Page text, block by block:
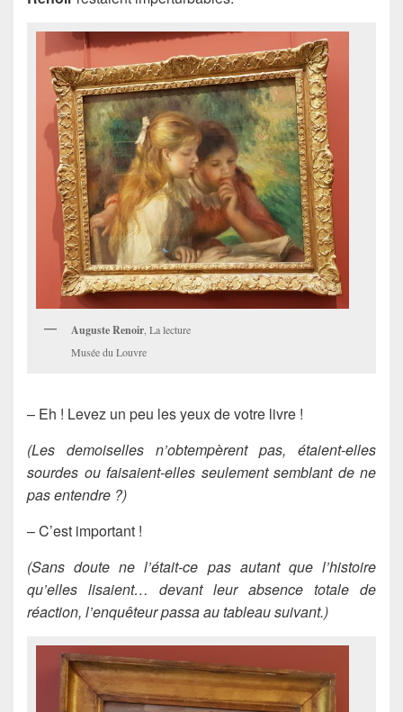
Auguste Renoir , La lecture
Musée du Louvre
– Eh ! Levez un peu les yeux de votre livre !
(Les demoiselles n’obtempèrent pas, étaient-elles
sourdes ou faisaient-elles seulement semblant de ne
pas entendre ?)
– C’est important !
(Sans doute ne l’était-ce pas autant que l’histoire
qu’elles lisaient… devant leur absence totale de
réaction, l’enquêteur passa au tableau suivant.)